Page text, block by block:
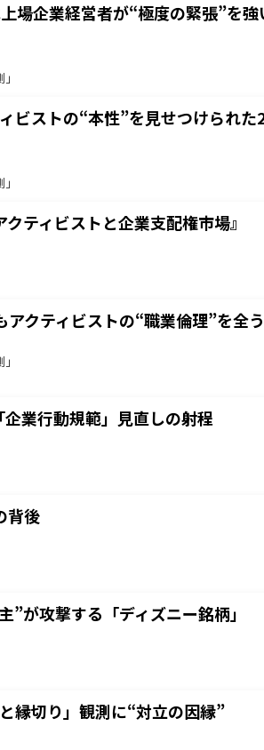
場企業経営者が“極度の緊張”を
ビストの“本性”を見せつけられ
ティビストと企業支配権市場』
クティビストの“職業倫理”を全
業行動規範」見直しの射程
背後
”が攻撃する「ディズニー銘柄」
縁切り」観測に“対立の因縁”